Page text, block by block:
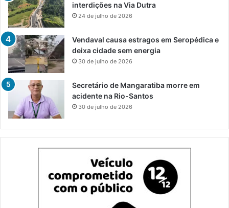
interdições na Via Dutra
24 de julho de 2026
Vendaval causa estragos em Seropédica e
deixa cidade sem energia
30 de julho de 2026
Secretário de Mangaratiba morre em
acidente na Rio-Santos
30 de julho de 2026